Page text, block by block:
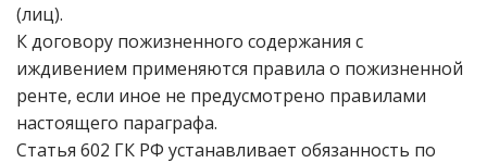
(лиц).
К договору пожизненного содержания с
иждивением применяются правила о пожизненной
ренте, если иное не предусмотрено правилами
настоящего параграфа.
Статья 602 ГК РФ устанавливает обязанность по